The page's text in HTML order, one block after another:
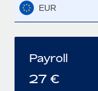
EUR
Payroll
27 €